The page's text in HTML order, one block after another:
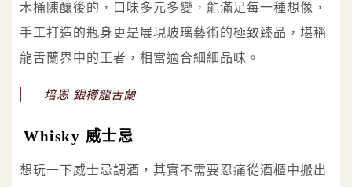
木桶陳釀後的，口味多元多變，能滿足每一種想像，
手工打造的瓶身更是展現玻璃藝術的極致臻品，堪稱
龍舌蘭界中的王者，相當適合細細品味。
培恩 銀樽龍舌蘭
Whisky 威士忌
想玩一下威士忌調酒，其實不需要忍痛從酒櫃中搬出